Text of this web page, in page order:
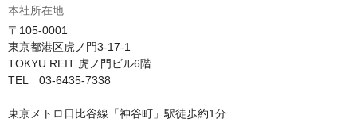
本社所在地
〒105-0001
東京都港区虎ノ門3-17-1
TOKYU REIT 虎ノ門ビル6階
TEL　03-6435-7338
東京メトロ日比谷線「神谷町」駅徒歩約1分